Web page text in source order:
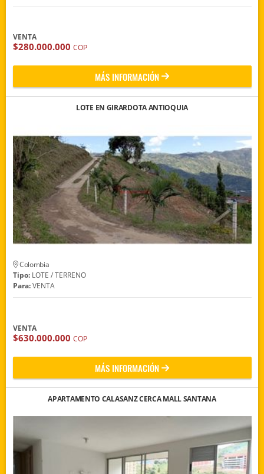
VENTA
$280.000.000 COP
MÁS INFORMACIÓN
LOTE EN GIRARDOTA ANTIOQUIA
Colombia
Tipo:LOTE / TERRENO
Para:VENTA
VENTA
$630.000.000 COP
MÁS INFORMACIÓN
APARTAMENTO CALASANZ CERCA MALL SANTANA